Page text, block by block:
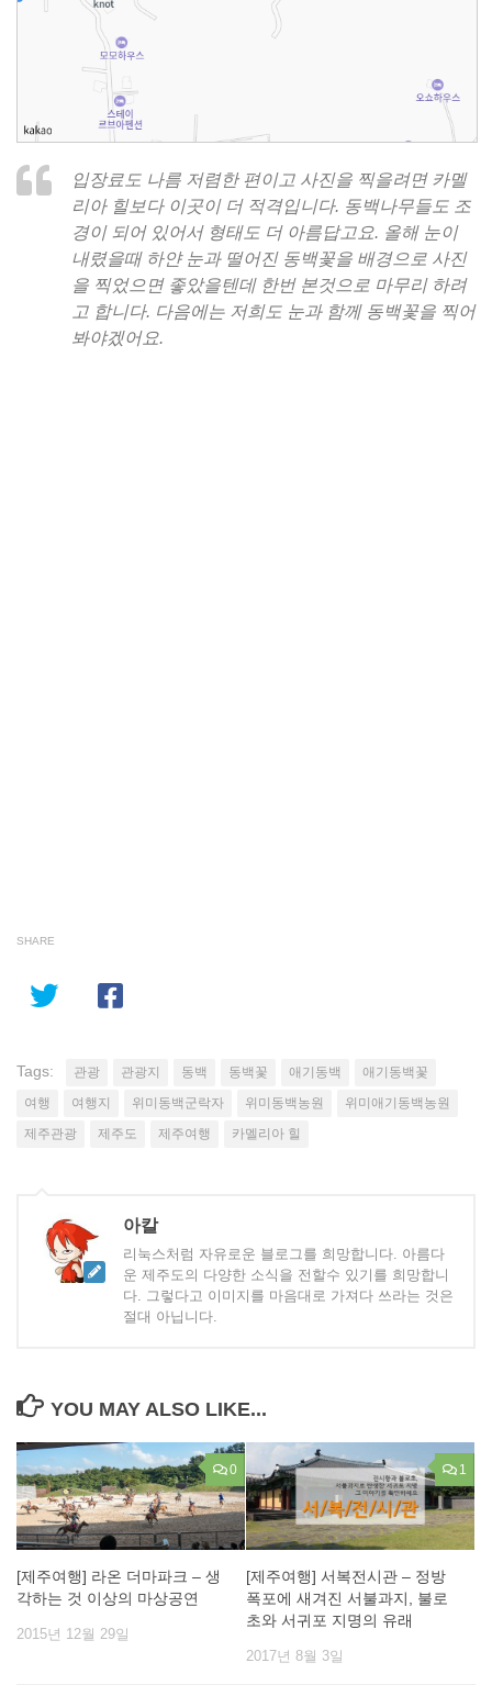
입장료도 나름 저렴한 편이고 사진을 찍을려면 카멜
리아 힐보다 이곳이 더 적격입니다. 동백나무들도 조
경이 되어 있어서 형태도 더 아름답고요. 올해 눈이
내렸을때 하얀 눈과 떨어진 동백꽃을 배경으로 사진
을 찍었으면 좋았을텐데 한번 본것으로 마무리 하려
고 합니다. 다음에는 저희도 눈과 함께 동백꽃을 찍어
봐야겠어요.
SHARE
Tags: 관광 관광지 동백 동백꽃 애기동백
애기동백꽃
여행
여행지 위미동백군락자 위미동백농원
위미애기동백농원
제주관광
제주도 제주여행 카멜리아 힐
아칼
리눅스처럼 자유로운 블로그를 희망합니다. 아름다
운 제주도의 다양한 소식을 전할수 있기를 희망합니
다. 그렇다고 이미지를 마음대로 가져다 쓰라는 것은
절대 아닙니다.
YOU MAY ALSO LIKE...
0
[제주여행] 라온 더마파크 – 생
각하는 것 이상의 마상공연
2015년 12월 29일
1
[제주여행] 서복전시관 – 정방
폭포에 새겨진 서불과지, 불로
초와 서귀포 지명의 유래
2017년 8월 3일